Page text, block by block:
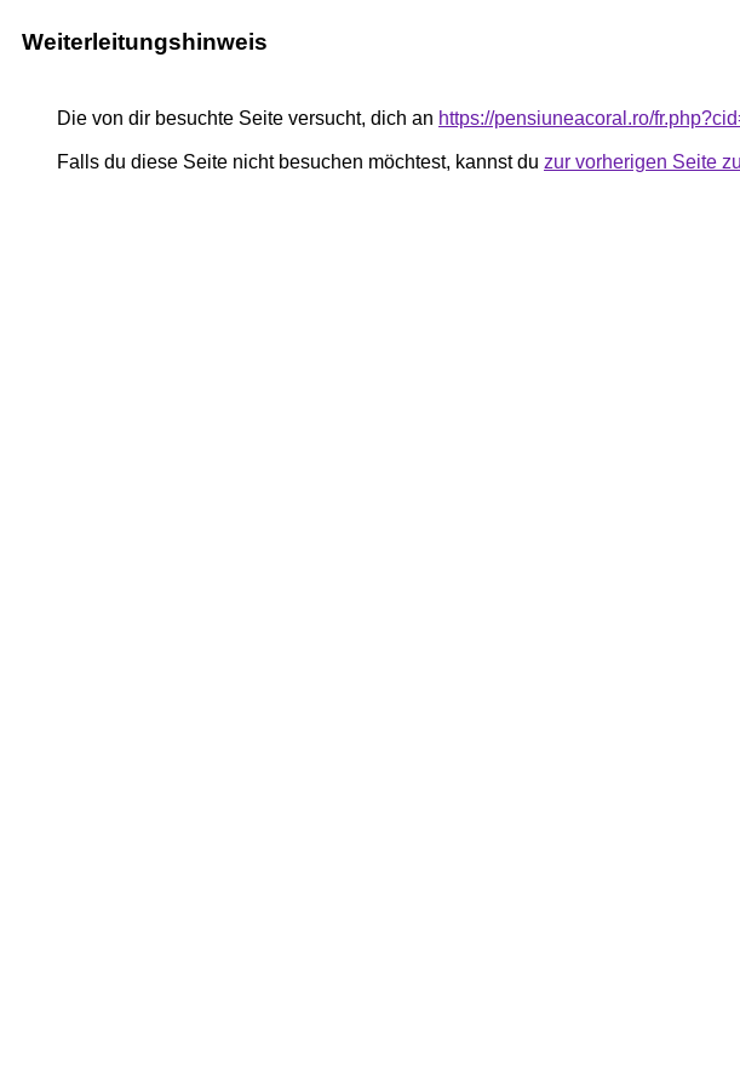
Weiterleitungshinweis
Die von dir besuchte Seite versucht, dich an https://pensiuneacoral.ro/
Falls du diese Seite nicht besuchen möchtest, kannst du zur vorherigen Seite